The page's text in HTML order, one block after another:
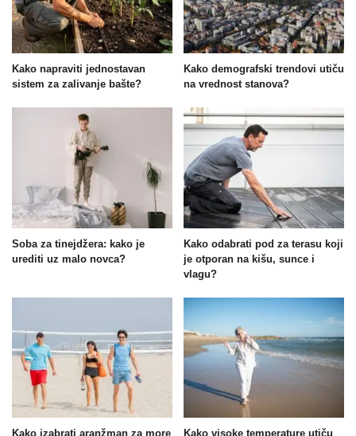
Kako napraviti jednostavan
sistem za zalivanje bašte?
Kako demografski trendovi utiču
na vrednost stanova?
Soba za tinejdžera: kako je
urediti uz malo novca?
Kako odabrati pod za terasu koji
je otporan na kišu, sunce i
vlagu?
Kako izabrati aranžman za more Kako visoke temperature utiču